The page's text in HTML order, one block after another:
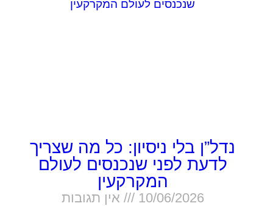
נדל”ן בלי ניסיון: כל מה שצריך
לדעת לפני שנכנסים לעולם
המקרקעין
10/06/2026 אין תגובות